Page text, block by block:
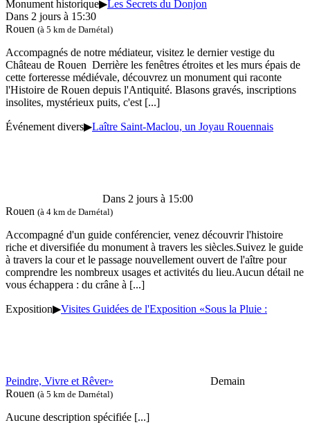
Monument historique▶Les Secrets du Donjon
Dans 2 jours à 15:30
Rouen (à 5 km de Darnétal)
Accompagnés de notre médiateur, visitez le dernier vestige du
Château de Rouen Derrière les fenêtres étroites et les murs épais de
cette forteresse médiévale, découvrez un monument qui raconte
l'Histoire de Rouen depuis l'Antiquité. Blasons gravés, inscriptions
insolites, mystérieux puits, c'est [...]
Événement divers▶Laître Saint-Maclou, un Joyau Rouennais
Dans 2 jours à 15:00
Rouen (à 4 km de Darnétal)
Accompagné d'un guide conférencier, venez découvrir l'histoire
riche et diversifiée du monument à travers les siècles.Suivez le guide
à travers la cour et le passage nouvellement ouvert de l'aître pour
comprendre les nombreux usages et activités du lieu.Aucun détail ne
vous échappera : du crâne à [...]
Exposition▶Visites Guidées de l'Exposition «Sous la Pluie :
Peindre, Vivre et Rêver»
Demain
Rouen (à 5 km de Darnétal)
Aucune description spécifiée [...]